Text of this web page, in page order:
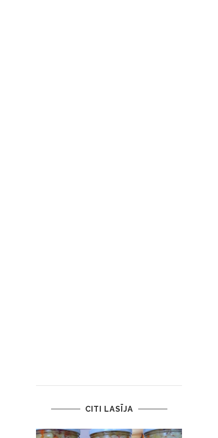
CITI LASĪJA